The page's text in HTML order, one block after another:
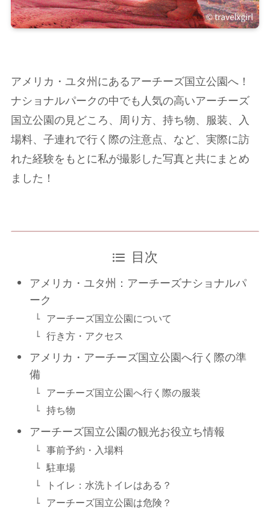
アメリカ・ユタ州にあるアーチーズ国立公園へ！
ナショナルパークの中でも人気の高いアーチーズ
国立公園の見どころ、周り方、持ち物、服装、入
場料、子連れで行く際の注意点、など、実際に訪
れた経験をもとに私が撮影した写真と共にまとめ
ました！
目次
アメリカ・ユタ州：アーチーズナショナルパ
ーク
アーチーズ国立公園について
行き方・アクセス
アメリカ・アーチーズ国立公園へ行く際の準
備
アーチーズ国立公園へ行く際の服装
持ち物
アーチーズ国立公園の観光お役立ち情報
事前予約・入場料
駐車場
トイレ：水洗トイレはある？
アーチーズ国立公園は危険？